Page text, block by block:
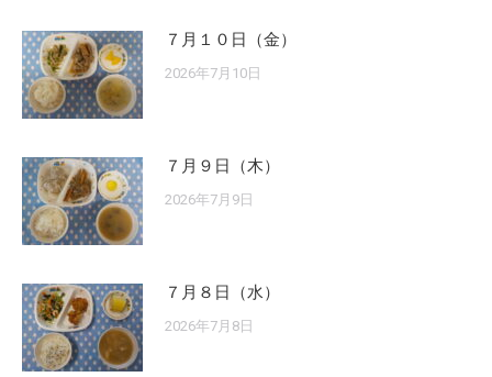
７月１０日（金）
2026年7月10日
７月９日（木）
2026年7月9日
７月８日（水）
2026年7月8日